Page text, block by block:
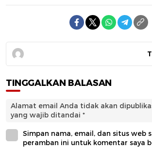
TINGGALKAN BALASAN
Alamat email Anda tidak akan
yang wajib ditandai *
Simpan nama, email, dan situs web
peramban ini untuk komentar saya